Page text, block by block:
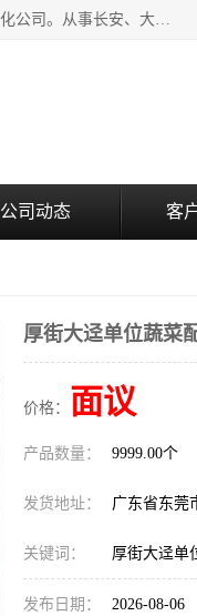
广东食安膳食管理服务有限公司是一家集干货粮油、肉禽蔬菜等食品加工、配送及食堂承包于一体的专业化公司。从事长安、大朗、大岭山、厚街、虎门等地区的蔬菜配送服务。 专业的服务队伍，以及完善的服务机制，经过多年的努力拼搏，赢得了广大客户的信赖和支持。
公司动态 客
厚街大迳单位蔬菜
价格： 面议
产品数量： 9999.00个
发货地址： 广东省东莞
关键词： 厚街大迳单
发布日期： 2026-08-06